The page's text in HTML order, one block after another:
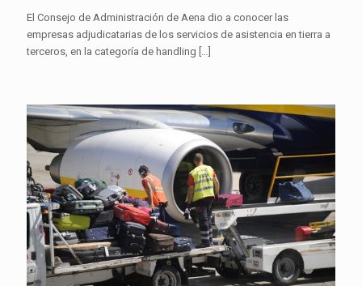
El Consejo de Administración de Aena dio a conocer las
empresas adjudicatarias de los servicios de asistencia en tierra a
terceros, en la categoría de handling […]